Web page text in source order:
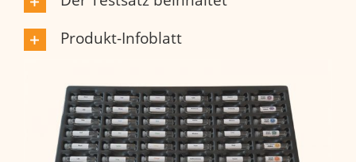
Produkt-Infoblatt